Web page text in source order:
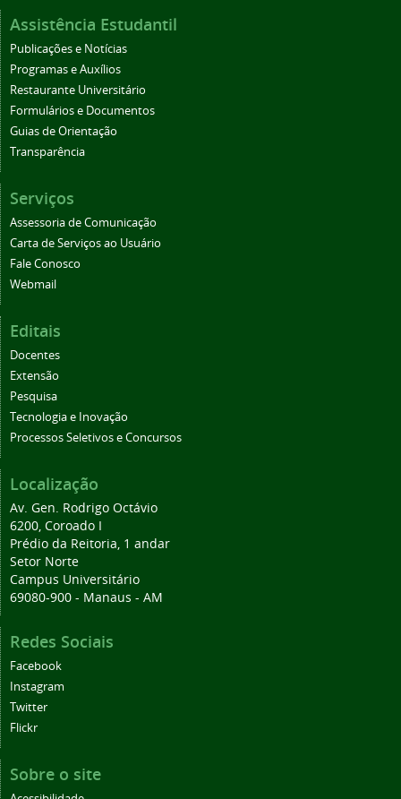
Assistência Estudantil
Publicações e Notícias
Programas e Auxílios
Restaurante Universitário
Formulários e Documentos
Guias de Orientação
Transparência
Serviços
Assessoria de Comunicação
Carta de Serviços ao Usuário
Fale Conosco
Webmail
Editais
Docentes
Extensão
Pesquisa
Tecnologia e Inovação
Processos Seletivos e Concursos
Localização
Av. Gen. Rodrigo Octávio
6200, Coroado I
Prédio da Reitoria, 1 andar
Setor Norte
Campus Universitário
69080-900 - Manaus - AM
Redes Sociais
Facebook
Instagram
Twitter
Flickr
Sobre o site